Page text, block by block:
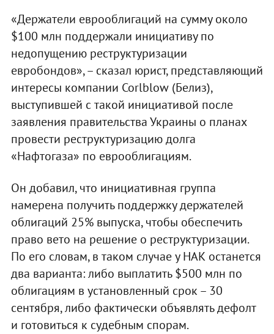
«Держатели еврооблигаций на сумму около
$100 млн поддержали инициативу по
недопущению реструктуризации
евробондов», – сказал юрист, представляющий
интересы компании Corlblow (Белиз),
выступившей с такой инициативой после
заявления правительства Украины о планах
провести реструктуризацию долга
«Нафтогаза» по еврооблигациям.
Он добавил, что инициативная группа
намерена получить поддержку держателей
облигаций 25% выпуска, чтобы обеспечить
право вето на решение о реструктуризации.
По его словам, в таком случае у НАК останется
два варианта: либо выплатить $500 млн по
облигациям в установленный срок – 30
сентября, либо фактически объявлять дефолт
и готовиться к судебным спорам.